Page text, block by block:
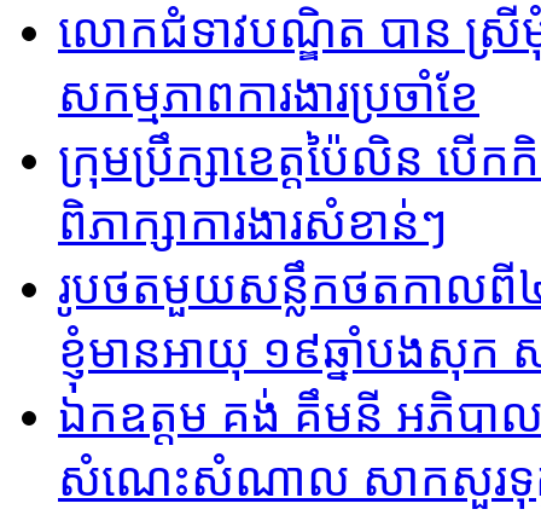
លោកជំទាវបណ្ឌិត បាន ស្រី
សកម្មភាពការងារប្រចាំខែ
ក្រុមប្រឹក្សាខេត្តប៉ៃលិន ប
ពិភាក្សាការងារសំខាន់ៗ
រូបថតមួយសន្លឹកថតកាលពី៤
ខ្ញុំមានអាយុ ១៩ឆ្នាំបងសុក
ឯកឧត្តម គង់ គឹមនី អភិបា
សំណេះសំណាល សាកសួរទុក្ខ